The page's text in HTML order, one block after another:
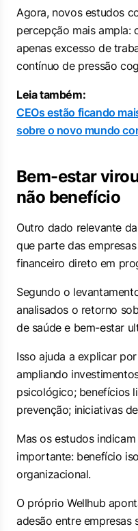
Agora, novos estudos
percepção mais ampla:
apenas excesso de
contínuo de pressão
Leia também:
CEOs estão ficando
sobre o novo mundo
Bem-estar
não benefício
Outro dado relevante
que parte das
financeiro direto em
Segundo o
analisados o retorno
de saúde e bem-estar
Isso ajuda a explicar
ampliando
psicológico; benefícios
prevenção; iniciativas
Mas os estudos
importante: benefício
organizacional.
O próprio Wellhub
adesão entre empresas